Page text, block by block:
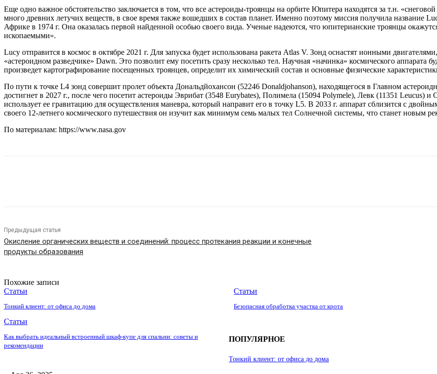
Еще одно важное обстоятельство заключается в том, что все астероиды-троянцы на орбите Юпитера находятся за т.н.
много древних летучих веществ, в свое время также вошедших в состав планет. Именно поэтому миссия получила название
Африке в 1974 г. Она оказалась первой найденной особью своего вида. Ученые надеются, что юпитерианские троянцы
ископаемыми».
Lucy отправится в космос в октябре 2021 г. Для запуска будет использована ракета Atlas V. Зонд оснастят ионными
«астероидном разведчике» Dawn. Это позволит ему посетить сразу несколько тел. Научная «начинка» космического аппарата
произведет картографирование посещенных троянцев, определит их химический состав и основные физические
По пути к точке L4 зонд совершит пролет объекта Дональдйохансон (52246 Donaldjohanson), находящегося в Главном
достигнет в 2027 г., после чего посетит астероиды Эврибат (3548 Eurybates), Полимела (15094 Polymele), Левк (11351 Leucus)
использует ее гравитацию для осуществления маневра, который направит его в точку L5. В 2033 г. аппарат сблизится с
своего 12-летнего космического путешествия он изучит как минимум семь малых тел Солнечной системы, что станет новым
По материалам: https://www.nasa.gov
Предыдущая статья
Окисление органических веществ и соединений: процесс протекания реакции и конечные
продукты образования
Похожие записи
Статьи
Тонкий клиент: от офиса до дома
Статьи
Безопасная обработка участка от крота
Статьи
Как выбрать идеальный встроенный шкаф-купе для спальни: советы и
рекомендации
ПОПУЛЯРНОЕ
Тонкий клиент: от офиса до дома